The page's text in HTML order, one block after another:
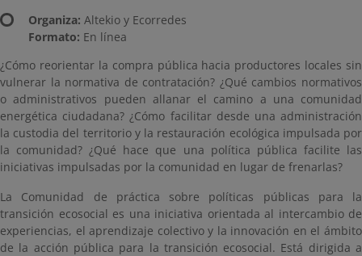
Organiza: Altekio y Ecorredes
Formato: En línea
¿Cómo reorientar la compra pública hacia productores locales sin
vulnerar la normativa de contratación? ¿Qué cambios normativos
o administrativos pueden allanar el camino a una comunidad
energética ciudadana? ¿Cómo facilitar desde una administración
la custodia del territorio y la restauración ecológica impulsada por
la comunidad? ¿Qué hace que una política pública facilite las
iniciativas impulsadas por la comunidad en lugar de frenarlas?
La Comunidad de práctica sobre políticas públicas para la
transición ecosocial es una iniciativa orientada al intercambio de
experiencias, el aprendizaje colectivo y la innovación en el ámbito
de la acción pública para la transición ecosocial. Está dirigida a